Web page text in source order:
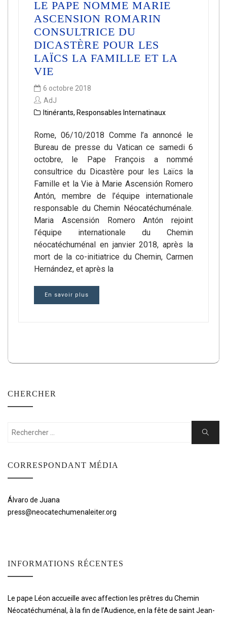
LE PAPE NOMME MARIE
ASCENSION ROMARIN
CONSULTRICE DU
DICASTÈRE POUR LES
LAÏCS LA FAMILLE ET LA
VIE
6 octobre 2018
AdJ
Itinérants, Responsables Internatinaux
Rome, 06/10/2018 Comme l’a annoncé le
Bureau de presse du Vatican ce samedi 6
octobre, le Pape François a nommé
consultrice du Dicastère pour les Laïcs la
Famille et la Vie à Marie Ascensión Romero
Antón, membre de l’équipe internationale
responsable du Chemin Néocatéchuménale.
Maria Ascensión Romero Antón rejoint
l’équipe internationale du Chemin
néocatéchuménal en janvier 2018, après la
mort de la co-initiatrice du Chemin, Carmen
Hernández, et après la
En savoir plus
CHERCHER
Rechercher:
Chercher
CORRESPONDANT MÉDIA
Álvaro de Juana
press@neocatechumenaleiter.org
INFORMATIONS RÉCENTES
Le pape Léon accueille avec affection les prêtres du Chemin
Néocatéchuménal, à la fin de l’Audience, en la fête de saint Jean-